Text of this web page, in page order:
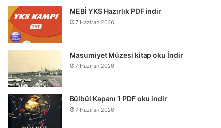
MEBİ YKS Hazırlık PDF indir
7 Haziran 2026
Masumiyet Müzesi kitap oku İndir
7 Haziran 2026
Bülbül Kapanı 1 PDF oku indir
7 Haziran 2026